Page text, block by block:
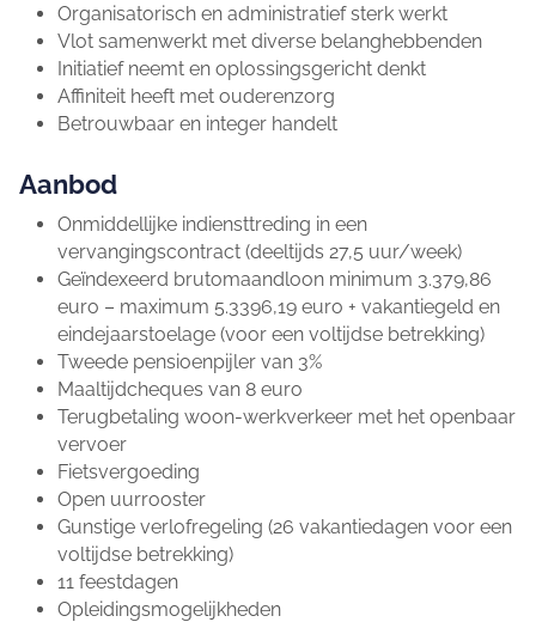
Organisatorisch en administratief sterk werkt
Vlot samenwerkt met diverse belanghebbenden
Initiatief neemt en oplossingsgericht denkt
Affiniteit heeft met ouderenzorg
Betrouwbaar en integer handelt
Aanbod
Onmiddellijke indiensttreding in een
vervangingscontract (deeltijds 27,5 uur/week)
Geïndexeerd brutomaandloon minimum 3.379,86
euro – maximum 5.3396,19 euro + vakantiegeld en
eindejaarstoelage (voor een voltijdse betrekking)
Tweede pensioenpijler van 3%
Maaltijdcheques van 8 euro
Terugbetaling woon-werkverkeer met het openbaar
vervoer
Fietsvergoeding
Open uurrooster
Gunstige verlofregeling (26 vakantiedagen voor een
voltijdse betrekking)
11 feestdagen
Opleidingsmogelijkheden